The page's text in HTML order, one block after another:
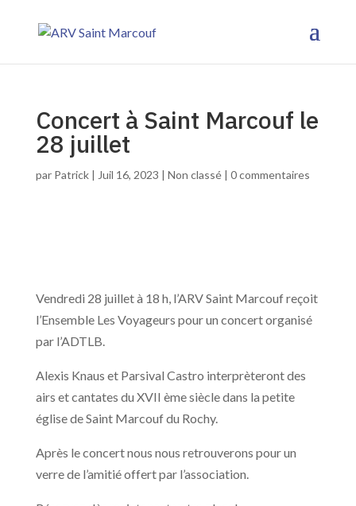
Concert à Saint Marcouf le
28 juillet
par Patrick| Juil 16, 2023 | Non classé| 0 commentaires
Vendredi 28 juillet à 18 h, l’ARV Saint Marcouf reçoit
l’Ensemble Les Voyageurs pour un concert organisé
par l’ADTLB.
Alexis Knaus et Parsival Castro interprèteront des
airs et cantates du XVII ème siècle dans la petite
église de Saint Marcouf du Rochy.
Après le concert nous nous retrouverons pour un
verre de l’amitié offert par l’association.